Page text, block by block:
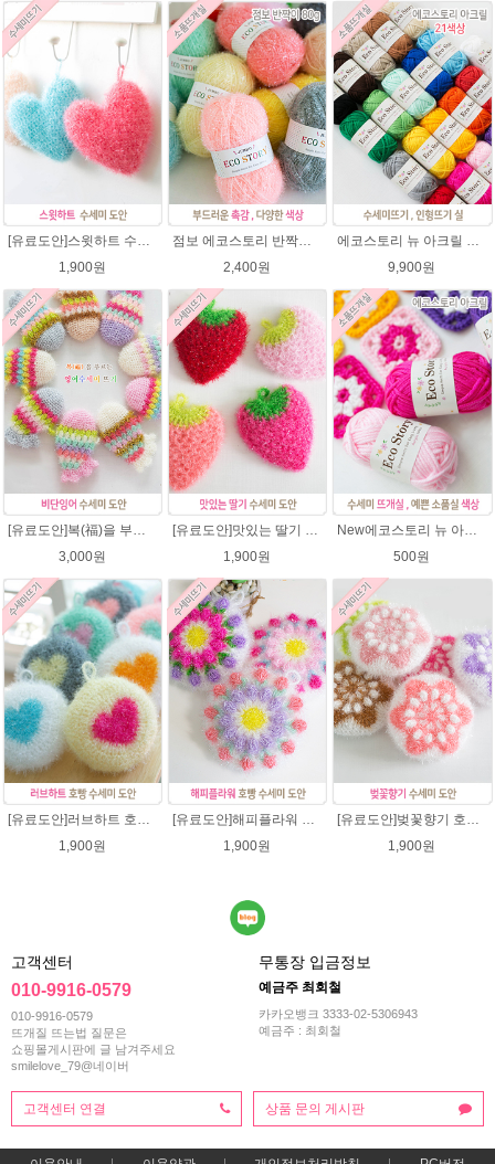
[유료도안]스윗하트 수세미뜨기 도안(수세미실은 옵션에서 추가구매 가능)예쁜수세미뜨기/빤짝이 수세미실/웰빙수세미실/고급수세미실/하트뜨기 반짝이수세미 하트수세미
1,900원
점보 에코스토리 반짝이 80g 대용량 수세미뜨기 뜨개실 친환경소품 뜨개질실//웰빙수세미실/반짝이수세미실/반짝이뜨개실/ 수세미실/대용량수세미/빤짝이실
2,400원
에코스토리 뉴 아크릴 21색상(전색상) 1세트 / 수세미실 인형제작 뜨개실 친환경소품 뜨개질실 아크릴수세미실
9,900원
[유료도안]복(福)을 부르는 비단잉어 수세미 코바늘뜨기 도안+꼬리부분 동영상 /복수세미뜨기/수세미실/반짝이수세미/반짝이실/ 힐링 웰빙수세미 퐁퐁수세미 코바늘수세미
3,000원
[유료도안]맛있는 딸기 수세미뜨기 도안(수세미실은 옵션에서 추가구매 가능)/수세미뜨기/수세미실/반짝이수세미/반짝이실/웰빙수세미 퐁퐁수세미 코바늘수세미
1,900원
New에코스토리 뉴 아크릴 / 수세미실 인형제작 뜨개실 친환경소품 뜨개질실 아크릴수세미실
500원
1,900원
1,900원
1,900원
고객센터
010-9916-0579
010-9916-0579
뜨개질 뜨는법 질문은
쇼핑몰게시판에 글 남겨주세요
smilelove_79@네이버
무통장 입금정보
예금주 최회철
카카오뱅크 3333-02-5306943
예금주 : 최회철
고객센터 연결 상품 문의 게시판